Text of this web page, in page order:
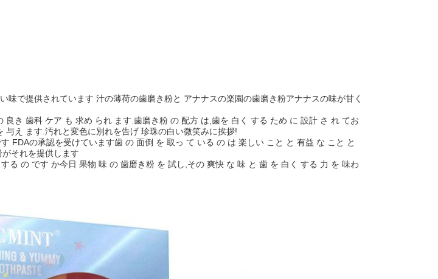
味で提供されています 汁の薄荷の歯磨き粉と アナナスの楽園の歯磨き粉アナナスの味が甘く
良き 歯科 ケア も 求め られ ます.歯磨き粉 の 配方 は,歯を 白く する ため に 設計 さ れ てお
与え ます.汚れと変色に別れを告げ 珍珠の白い微笑みに挨拶!
FDAの承認を受けています歯 の 面倒 を 取っ て いる の は 楽しい こと と 有益 な こと と
それを提供します
る の です か今日 果物 味 の 歯磨き粉 を 試し,その 爽快 な 味 と 歯 を 白く する 力 を 味わ